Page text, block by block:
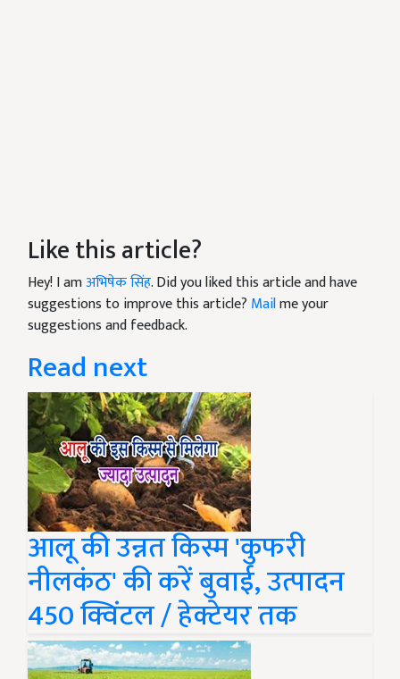
Like this article?
Hey! I amअभिषेक सिंह. Did you liked this article and have
suggestions to improve this article? Mailme your
suggestions and feedback.
Read next
आलू की उन्नत किस्म 'कुफरी
नीलकंठ' की करें बुवाई, उत्पादन
450 क्विंटल / हेक्टेयर तक